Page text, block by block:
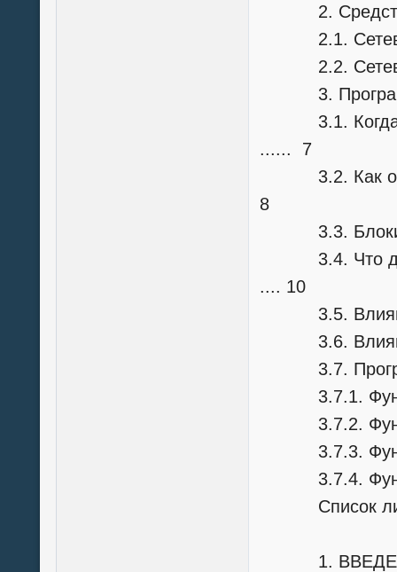
2. Средства
2.1.
2.2.
3.
3.1. Когда
...... 7
3.2. Как
8
3.3.
3.4. Что
.... 10
3.5. Влияние
3.6. Влияние
3.7.
3.7.1.
3.7.2.
3.7.3.
3.7.4.
Список
1.